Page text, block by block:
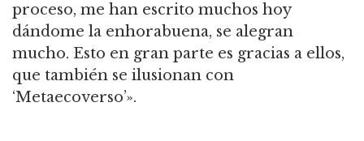
proceso, me han escrito muchos hoy
dándome la enhorabuena, se alegran
mucho. Esto en gran parte es gracias a ellos,
que también se ilusionan con
‘Metaecoverso’».